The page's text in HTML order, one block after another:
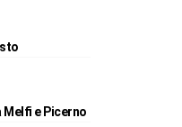
Melfi e Picerno